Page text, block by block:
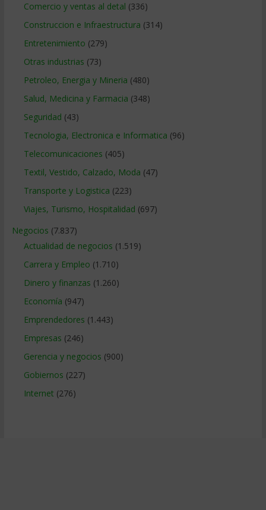
Comercio y ventas al detal (336)
Construccion e Infraestructura (314)
Entretenimiento (279)
Otras industrias (73)
Petroleo, Energia y Mineria (480)
Salud, Medicina y Farmacia (348)
Seguridad (43)
Tecnologia, Electronica e Informatica (96)
Telecomunicaciones (405)
Textil, Vestido, Calzado, Moda (47)
Transporte y Logistica (223)
Viajes, Turismo, Hospitalidad (697)
Negocios (7.837)
Actualidad de negocios (1.519)
Carrera y Empleo (1.710)
Dinero y finanzas (1.260)
Economía (947)
Emprendedores (1.443)
Empresas (246)
Gerencia y negocios (900)
Gobiernos (227)
Internet (276)